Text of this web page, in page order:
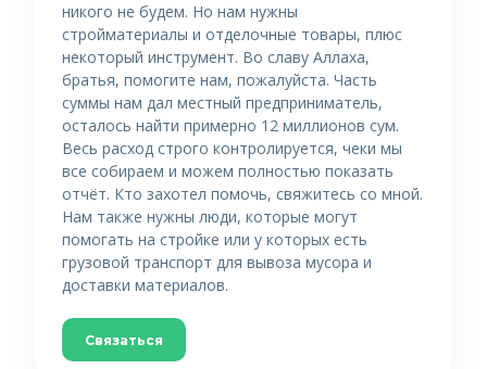
никого не будем. Но нам нужны
стройматериалы и отделочные товары, плюс
некоторый инструмент. Во славу Аллаха,
братья, помогите нам, пожалуйста. Часть
суммы нам дал местный предприниматель,
осталось найти примерно 12 миллионов сум.
Весь расход строго контролируется, чеки мы
все собираем и можем полностью показать
отчёт. Кто захотел помочь, свяжитесь со мной.
Нам также нужны люди, которые могут
помогать на стройке или у которых есть
грузовой транспорт для вывоза мусора и
доставки материалов.
Связаться